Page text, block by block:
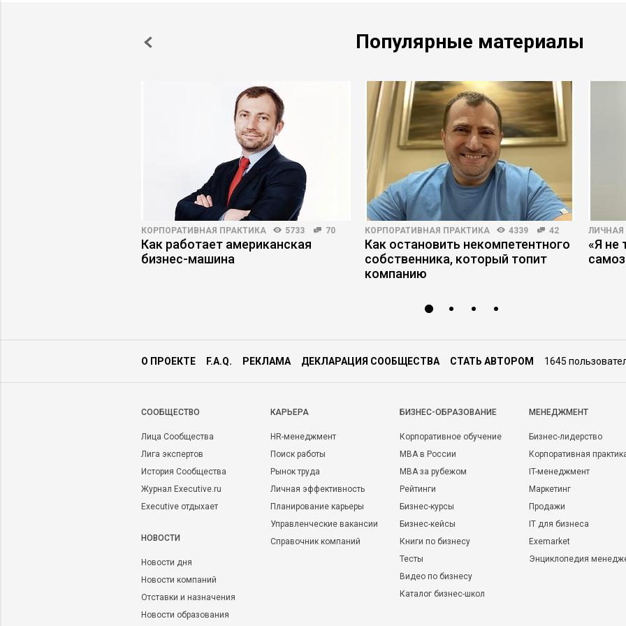
Популярные материалы
КОРПОРАТИВНАЯ ПРАКТИКА 5733 70
Как работает американская
бизнес-машина
КОРПОРАТИВНАЯ ПРАКТИКА 4339 42
Как остановить некомпетентного
собственника, который топит
компанию
ЛИЧНАЯ
«Я не
О ПРОЕКТЕ F.A.Q. РЕКЛАМА ДЕКЛАРАЦИЯ СООБЩЕСТВА СТАТЬ АВТОРОМ 1645
CООБЩЕСТВО
Лица Сообщества
Лига экспертов
История Сообщества
Журнал Executive.ru
Executive отдыхает
НОВОСТИ
Новости дня
Новости компаний
Отставки и назначения
Новости образования
КАРЬЕРА
HR-менеджмент
Поиск работы
Рынок труда
Личная эффективность
Планирование карьеры
Управленческие вакансии
Справочник компаний
БИЗНЕС-ОБРАЗОВАНИЕ
Корпоративное обучение
MBA в России
MBA за рубежом
Рейтинги
Бизнес-курсы
Бизнес-кейсы
Книги по бизнесу
Тесты
Видео по бизнесу
Каталог бизнес-школ
МЕНЕДЖМЕНТ
Бизнес-лидерство
Корпоративная
IT-менеджмент
Маркетинг
Продажи
IT для бизнеса
Exemarket
Энциклопедия